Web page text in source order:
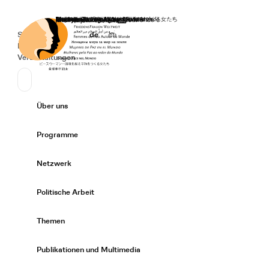
Startseite
Secondary Navigation
Spenden
News
Veranstaltungen
Sprache wechseln
Deutsch
de English
en
Primary Navigation
Über uns
Programme
Netzwerk
Politische Arbeit
Themen
Publikationen und Multimedia